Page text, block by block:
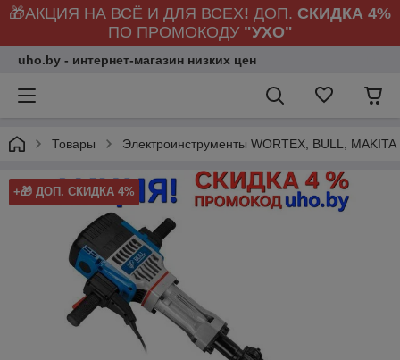
🎁АКЦИЯ НА ВСЁ И ДЛЯ ВСЕХ! ДОП. СКИДКА 4%
ПО ПРОМОКОДУ "УХО"
uho.by - интернет-магазин низких цен
Товары Электроинструменты WORTEX, BULL, MAKITA
+🎁 ДОП. СКИДКА 4%